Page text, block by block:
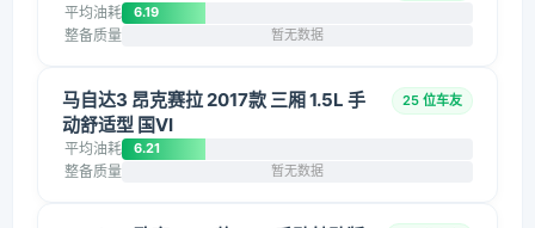
平均油耗 6.19
整备质量 暂无数据
马自达3 昂克赛拉 2017款 三厢 1.5L 手
动舒适型 国VI
25 位车友
平均油耗 6.21
整备质量 暂无数据